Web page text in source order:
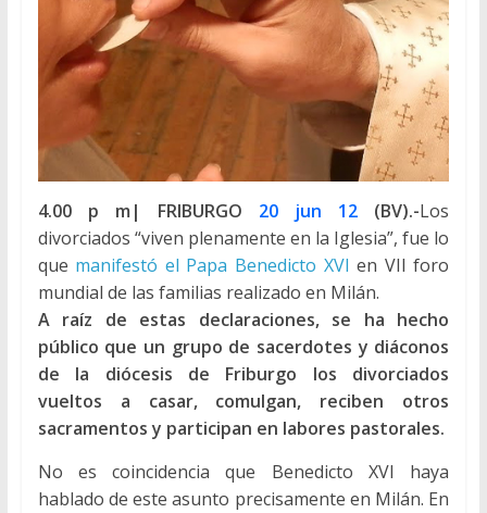
4.00 p m| FRIBURGO 20 jun 12 (BV).-Los
divorciados “viven plenamente en la Iglesia”, fue lo
que manifestó el Papa Benedicto XVI en VII foro
mundial de las familias realizado en Milán.
A raíz de estas declaraciones, se ha hecho
público que un grupo de sacerdotes y diáconos
de la diócesis de Friburgo los divorciados
vueltos a casar, comulgan, reciben otros
sacramentos y participan en labores pastorales.
No es coincidencia que Benedicto XVI haya
hablado de este asunto precisamente en Milán. En